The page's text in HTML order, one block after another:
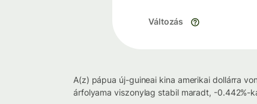
Változás
A(z) pápua új-guineai kina amerikai dollárra
árfolyama viszonylag stabil maradt, -0.442%-